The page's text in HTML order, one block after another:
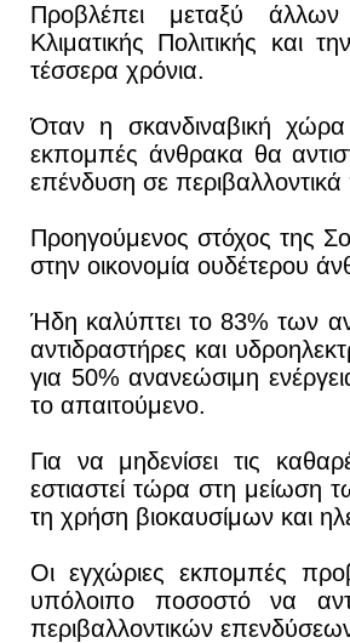
Προβλέπει μεταξύ
Κλιματικής Πολιτικής και
τέσσερα χρόνια.
Όταν η σκανδιναβική χώρα
εκπομπές άνθρακα θα
επένδυση σε
Προηγούμενος στόχος της
στην οικονομία ουδέτερου
Ήδη καλύπτει το 83% των
αντιδραστήρες και
για 50% ανανεώσιμη
το απαιτούμενο.
Για να μηδενίσει τις
εστιαστεί τώρα στη μείωση
τη χρήση βιοκαυσίμων και
Οι εγχώριες εκπομπές
υπόλοιπο ποσοστό να
περιβαλλοντικών